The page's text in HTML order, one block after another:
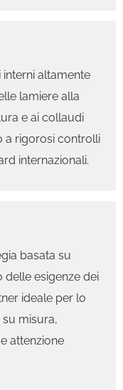
altamente
lamiere alla
e ai collaudi
a rigorosi controlli
internazionali.
basata su
delle esigenze dei
ideale per lo
misura,
attenzione